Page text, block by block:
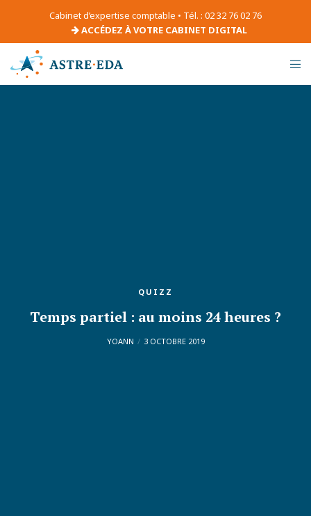
Cabinet d’expertise comptable • Tél. : 02 32 76 02 76
ACCÉDEZ À VOTRE CABINET DIGITAL
QUIZZ
Temps partiel : au moins 24 heures ?
YOANN 3 OCTOBRE 2019